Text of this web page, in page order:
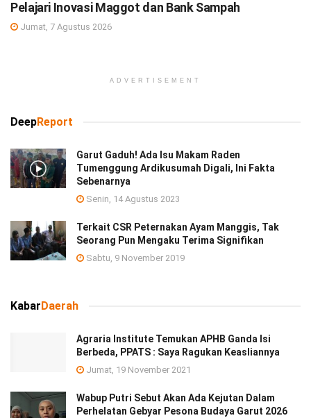
Pelajari Inovasi Maggot dan Bank Sampah
Jumat, 7 Agustus 2026
ADVERTISEMENT
DeepReport
Garut Gaduh! Ada Isu Makam Raden
Tumenggung Ardikusumah Digali, Ini Fakta
Sebenarnya
Senin, 14 Agustus 2023
Terkait CSR Peternakan Ayam Manggis, Tak
Seorang Pun Mengaku Terima Signifikan
Sabtu, 9 November 2019
KabarDaerah
Agraria Institute Temukan APHB Ganda Isi
Berbeda, PPATS : Saya Ragukan Keasliannya
Jumat, 19 November 2021
Wabup Putri Sebut Akan Ada Kejutan Dalam
Perhelatan Gebyar Pesona Budaya Garut 2026